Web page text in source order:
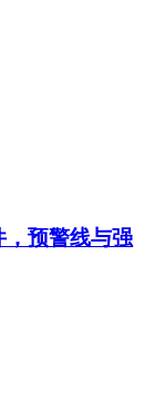
预警线与强